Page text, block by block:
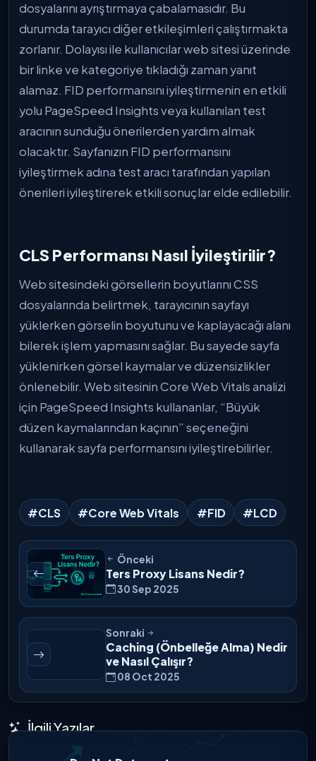
dosyalarını ayrıştırmaya çabalamasıdır. Bu
durumda tarayıcı diğer etkileşimleri çalıştırmakta
zorlanır. Dolayısı ile kullanıcılar web sitesi üzerinde
bir linke ve kategoriye tıkladığı zaman yanıt
alamaz. FID performansını iyileştirmenin en etkili
yolu PageSpeed Insights veya kullanılan test
aracının sunduğu önerilerden yardım almak
olacaktır. Sayfanızın FID performansını
iyileştirmek adına test aracı tarafından yapılan
önerileri iyileştirerek etkili sonuçlar elde edilebilir.
CLS Performansı Nasıl İyileştirilir?
Web sitesindeki görsellerin boyutlarını CSS
dosyalarında belirtmek, tarayıcının sayfayı
yüklerken görselin boyutunu ve kaplayacağı alanı
bilerek işlem yapmasını sağlar. Bu sayede sayfa
yüklenirken görsel kaymalar ve düzensizlikler
önlenebilir. Web sitesinin Core Web Vitals analizi
için PageSpeed Insights kullananlar, “Büyük
düzen kaymalarından kaçının” seçeneğini
kullanarak sayfa performansını iyileştirebilirler.
#CLS #Core Web Vitals #FID #LCD
Önceki
Ters Proxy Lisans Nedir?
30 Sep 2025
Sonraki
Caching (Önbelleğe Alma) Nedir
ve Nasıl Çalışır?
08 Oct 2025
İlgili Yazılar